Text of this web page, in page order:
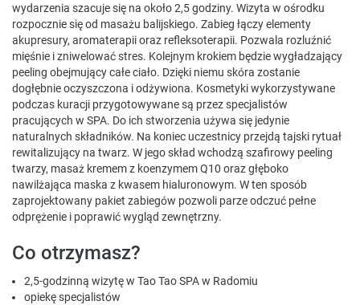
wydarzenia szacuje się na około 2,5 godziny. Wizyta w ośrodku
rozpocznie się od masażu balijskiego. Zabieg łączy elementy
akupresury, aromaterapii oraz refleksoterapii. Pozwala rozluźnić
mięśnie i zniwelować stres. Kolejnym krokiem będzie wygładzający
peeling obejmujący całe ciało. Dzięki niemu skóra zostanie
dogłębnie oczyszczona i odżywiona. Kosmetyki wykorzystywane
podczas kuracji przygotowywane są przez specjalistów
pracujących w SPA. Do ich stworzenia używa się jedynie
naturalnych składników. Na koniec uczestnicy przejdą tajski rytuał
rewitalizujący na twarz. W jego skład wchodzą szafirowy peeling
twarzy, masaż kremem z koenzymem Q10 oraz głęboko
nawilżająca maska z kwasem hialuronowym. W ten sposób
zaprojektowany pakiet zabiegów pozwoli parze odczuć pełne
odprężenie i poprawić wygląd zewnętrzny.
Co otrzymasz?
2,5-godzinną wizytę w Tao Tao SPA w Radomiu
opiekę specjalistów